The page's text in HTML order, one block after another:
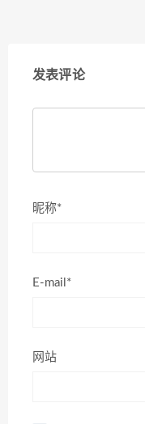
发表评论
昵称*
E-mail*
网站